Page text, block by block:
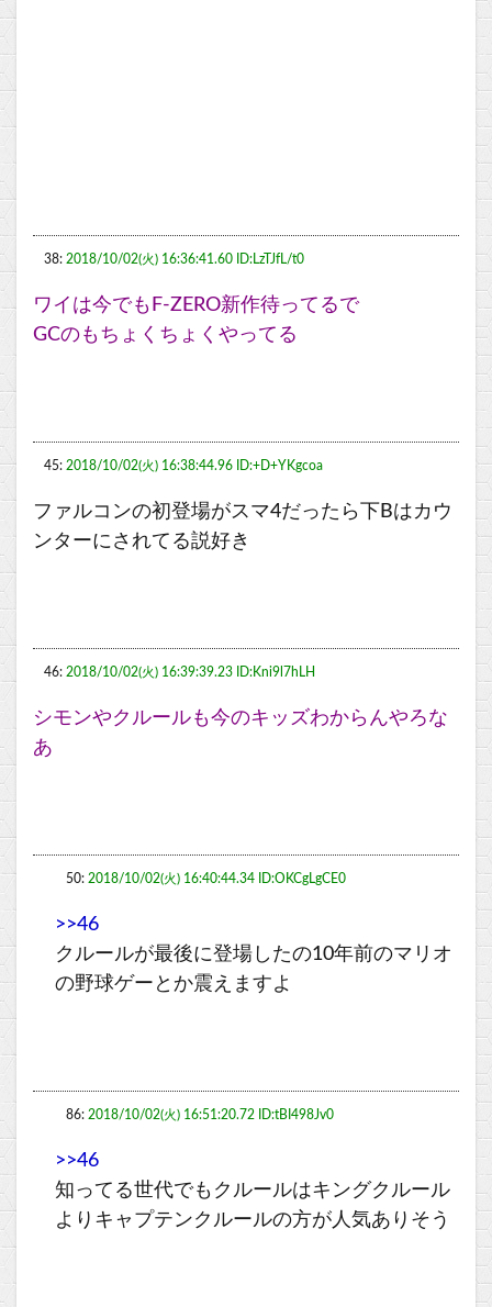
38: 2018/10/02(火) 16:36:41.60 ID:LzTJfL/t0
ワイは今でもF-ZERO新作待ってるで
GCのもちょくちょくやってる
45: 2018/10/02(火) 16:38:44.96 ID:+D+YKgcoa
ファルコンの初登場がスマ4だったら下Bはカウ
ンターにされてる説好き
46: 2018/10/02(火) 16:39:39.23 ID:Kni9l7hLH
シモンやクルールも今のキッズわからんやろな
あ
50: 2018/10/02(火) 16:40:44.34 ID:OKCgLgCE0
>>46
クルールが最後に登場したの10年前のマリオ
の野球ゲーとか震えますよ
86: 2018/10/02(火) 16:51:20.72 ID:tBI498Jv0
>>46
知ってる世代でもクルールはキングクルール
よりキャプテンクルールの方が人気ありそう